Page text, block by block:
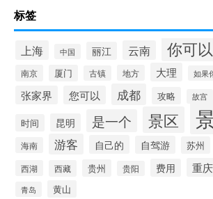
标签
上海 中国 丽江 云南 你可以
南京 厦门 古镇 地方 大理 如果
张家界 您可以 成都 攻略 故宫
时间 昆明 是一个 景区
海南 游客 自己的 自驾游 苏州
西湖 西藏 贵州 贵阳 费用 重庆
青岛 黄山